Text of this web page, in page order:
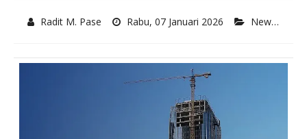
Radit M. Pase Rabu, 07 Januari 2026 News